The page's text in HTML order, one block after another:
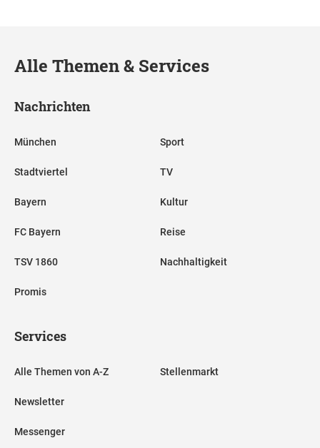
Alle Themen & Services
Nachrichten
München
Stadtviertel
Bayern
FC Bayern
TSV 1860
Promis
Sport
TV
Kultur
Reise
Nachhaltigkeit
Services
Alle Themen von A-Z
Newsletter
Messenger
Stellenmarkt